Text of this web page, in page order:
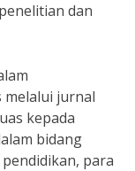
dan
melalui jurnal
kepada
bidang
para